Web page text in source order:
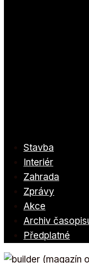
Stavba
Interiér
Zahrada
Zprávy
Akce
Archiv
Předplatné